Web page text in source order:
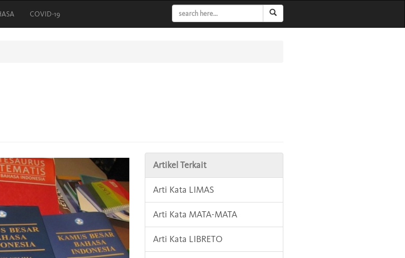
COVID-19
Artikel Terkait
Arti Kata LIMAS
Arti Kata MATA-MATA
Arti Kata LIBRETO